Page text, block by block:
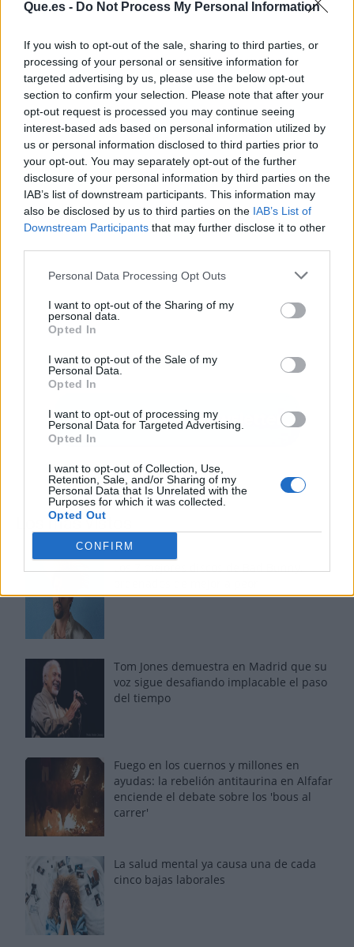
Que.es - Do Not Process My Personal Information
If you wish to opt-out of the sale, sharing to third parties, or
processing of your personal or sensitive information for
targeted advertising by us, please use the below opt-out
section to confirm your selection. Please note that after your
opt-out request is processed you may continue seeing
interest-based ads based on personal information utilized by
us or personal information disclosed to third parties prior to
your opt-out. You may separately opt-out of the further
disclosure of your personal information by third parties on the
IAB’s list of downstream participants. This information may
also be disclosed by us to third parties on the IAB’s List of
Downstream Participants that may further disclose it to other
Personal Data Processing Opt Outs
I want to opt-out of the Sharing of my
personal data.
Opted In
I want to opt-out of the Sale of my
Personal Data.
Opted In
I want to opt-out of processing my
Personal Data for Targeted Advertising.
Opted In
I want to opt-out of Collection, Use,
Retention, Sale, and/or Sharing of my
Personal Data that Is Unrelated with the
Purposes for which it was collected.
Opted Out
CONFIRM
Publicidad
Los más vistos
Los 7 mejores discos de Bad Bunny,
Tom Jones demuestra en Madrid que su
voz sigue desafiando implacable el paso
del tiempo
Fuego en los cuernos y millones en
ayudas: la rebelión antitaurina en Alfafar
enciende el debate sobre los 'bous al
carrer'
La salud mental ya causa una de cada
cinco bajas laborales